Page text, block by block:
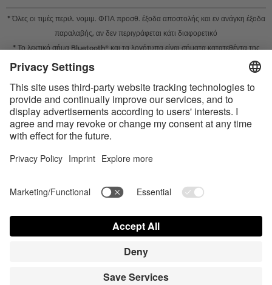
* Όλες οι τιμές περιλ. νομιμ. ΦΠΑ προσθ. έξοδα αποστολής και εν ανάγκη έξοδα
παραλαβής, αν δεν περιγράφεται κάτι διαφορετικό
* Το λεκτικό σήμα Bluetooth® και τα λογότυπα είναι σήματα κατατεθέντα της
Bluetooth SIG, Inc. και η χρήση τέτοιων σημάτων από την Satisfyer GmbH
Το Apple, το λογότυπο Apple και το Apple Watch είναι εμπορικά σήματα της
Apple Inc. Το Google Play και το λογότυπο του Google Play είναι εμπορικά
σήματα της Google LLC.
Contact us today
Επικοινωνία